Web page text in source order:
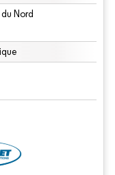
Nord
une attribution sous CC